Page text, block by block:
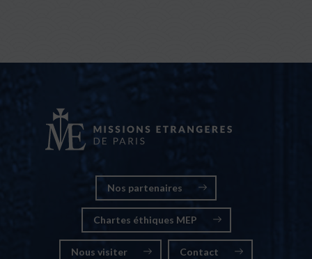
Nos partenaires
Chartes éthiques MEP
Nous visiter Contact